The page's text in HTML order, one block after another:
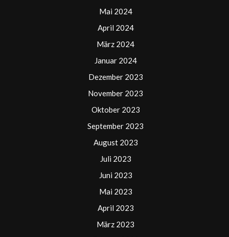
Mai 2024
April 2024
März 2024
Januar 2024
Dezember 2023
November 2023
Oktober 2023
September 2023
August 2023
Juli 2023
Juni 2023
Mai 2023
April 2023
März 2023